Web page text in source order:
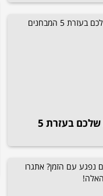
בחנו את רמת ה-IQ שלכם בעזרת 5